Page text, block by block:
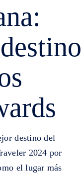
destino del
2024 por
el lugar más